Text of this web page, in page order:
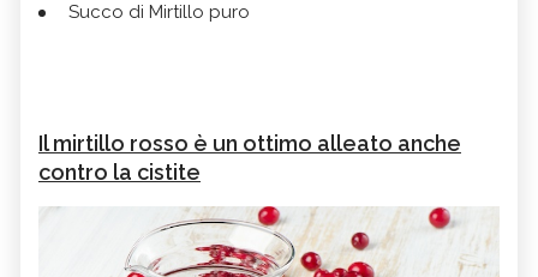
Succo di Mirtillo puro
Il mirtillo rosso è un ottimo alleato anche
contro la cistite